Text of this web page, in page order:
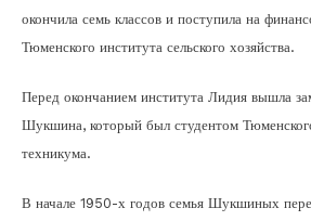
окончила семь классов и поступила на
Тюменского института сельского хозяйства.
Перед окончанием института Лидия вышла
Шукшина, который был студентом
техникума.
В начале 1950-х годов семья Шукшиных